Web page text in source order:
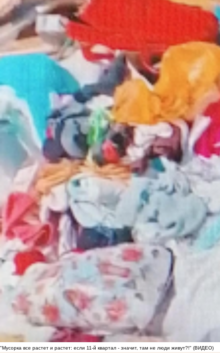
"Мусорка все растет и растет: если 11-й квартал - значит, там не люди живут?!" (ВИДЕО)